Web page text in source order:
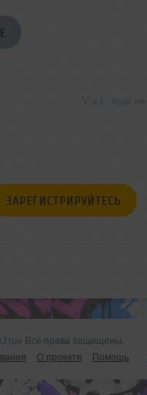
ЗАРЕГИСТРИРУЙТЕСЬ
Все права защищены.
О проекте Помощь